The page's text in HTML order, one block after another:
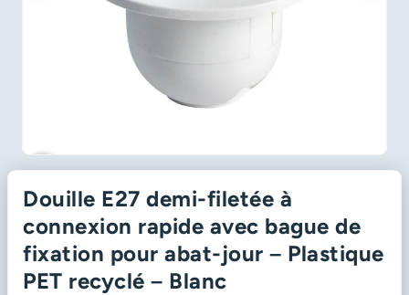
favorite_border
Douille E27 demi-filetée à
connexion rapide avec bague de
fixation pour abat-jour – Plastique
PET recyclé – Blanc